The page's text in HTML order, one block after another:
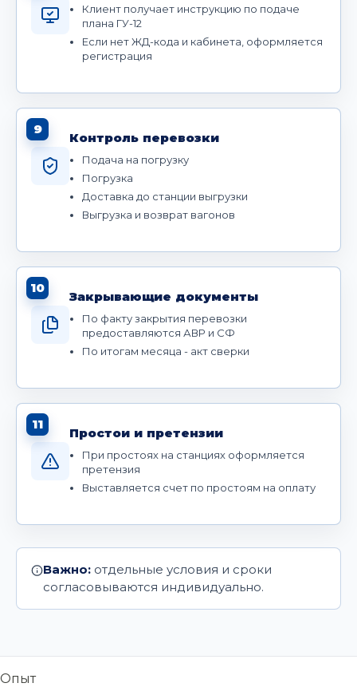
Клиент получает инструкцию по подаче
плана ГУ-12
Если нет ЖД-кода и кабинета, оформляется
регистрация
9
Контроль перевозки
Подача на погрузку
Погрузка
Доставка до станции выгрузки
Выгрузка и возврат вагонов
10
Закрывающие документы
По факту закрытия перевозки
предоставляются АВР и СФ
По итогам месяца - акт сверки
11
Простои и претензии
При простоях на станциях оформляется
претензия
Выставляется счет по простоям на оплату
Важно: отдельные условия и сроки
согласовываются индивидуально.
Опыт